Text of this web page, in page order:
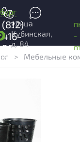
+7
(812)
416-
96-
99
улица
Кубинская,
д. 84
-
> Мебельные